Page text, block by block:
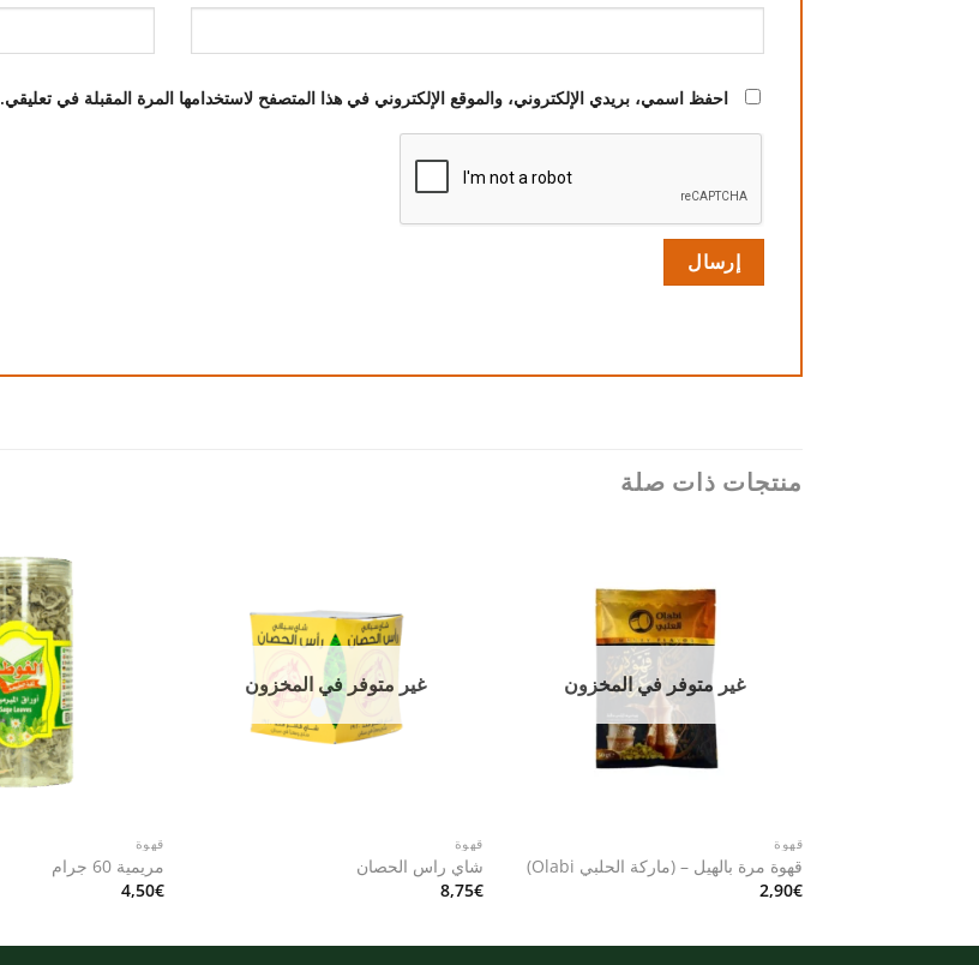
احفظ اسمي، بريدي الإلكتروني، والموقع الإلكتروني في هذا المتصفح لاستخدامها المرة المقبلة في تعليقي.
منتجات ذات صلة
غير متوفر في المخزون
قهوة
قهوة مرة بالهيل – (ماركة الحلبي Olabi)
2,90€
غير متوفر في المخزون
قهوة
شاي راس الحصان
8,75€
قهوة
مريمية 60 جرام
4,50€